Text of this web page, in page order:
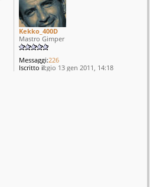
Kekko_400D
Mastro Gimper
Messaggi:226
Iscritto il:gio 13 gen 2011, 14:18